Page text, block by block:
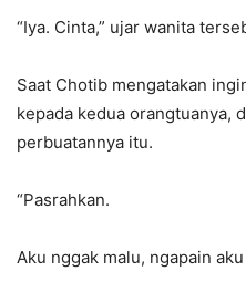
“Iya. Cinta,” ujar wanita
Saat Chotib mengatakan
kepada kedua orangtuanya,
perbuatannya itu.
“Pasrahkan.
Aku nggak malu, ngapain